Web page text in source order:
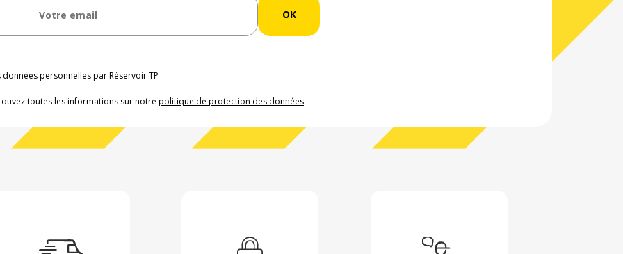
personnelles par Réservoir TP
toutes les informations sur notre politique de protection des données.